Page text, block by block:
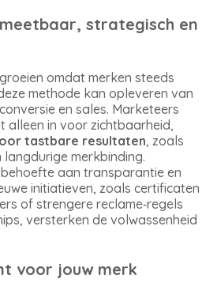
strategisch en
omdat merken steeds
methode kan opleveren van
en sales. Marketeers
alleen in voor zichtbaarheid,
tastbare resultaten, zoals
merkbinding.
aan transparantie en
initiatieven, zoals certificaten
of strengere reclame‑regels
versterken de volwassenheid
voor jouw merk